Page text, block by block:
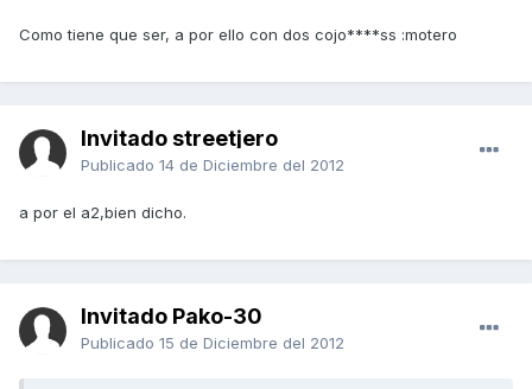
Como tiene que ser, a por ello con dos cojo****ss :motero
Invitado streetjero
Publicado 14 de Diciembre del 2012
a por el a2,bien dicho.
Invitado Pako-30
Publicado 15 de Diciembre del 2012